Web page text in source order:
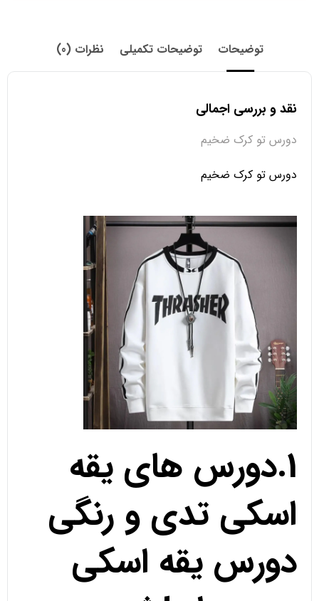
توضیحات توضیحات تکمیلی نظرات (0)
نقد و بررسی اجمالی
دورس تو کرک ضخیم
دورس تو کرک ضخیم
1.دورس های یقه
اسکی تدی و رنگی
دورس یقه اسکی